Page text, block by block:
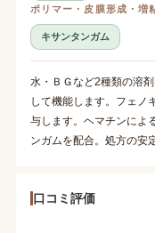
ポリマー・皮膜形成・増
キサンタンガム
水・ＢＧなど2種類の溶
して機能します。フェノ
与します。ヘマチンによ
ンガムを配合。処方の安
口コミ評価